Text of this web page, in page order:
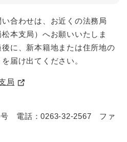
合わせは、お近くの法務局
本支局）へお願いいたしま
に、新本籍地または住所地の
届け出てください。
局
電話：0263-32-2567 ファ